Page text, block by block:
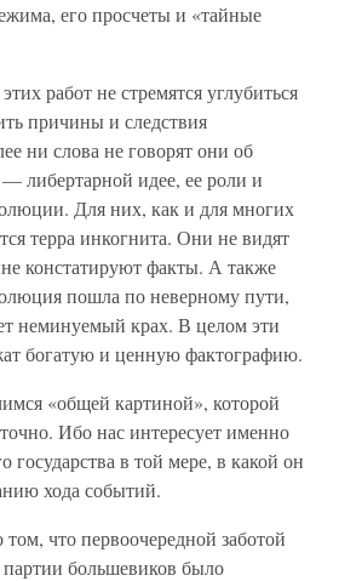
его просчеты и «тайные
работ не стремятся углубиться
причины и следствия
ни слова не говорят они об
либертарной идее, ее роли и
Для них, как и для многих
терра инкогнита. Они не видят
констатируют факты. А также
пошла по неверному пути,
неминуемый крах. В целом эти
богатую и ценную фактографию.
«общей картиной», которой
Ибо нас интересует именно
государства в той мере, в какой он
хода событий.
что первоочередной заботой
большевиков было